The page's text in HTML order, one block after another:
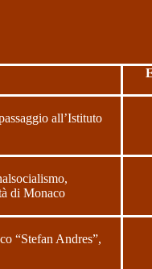
all’Istituto
di Monaco
“Stefan Andres”,